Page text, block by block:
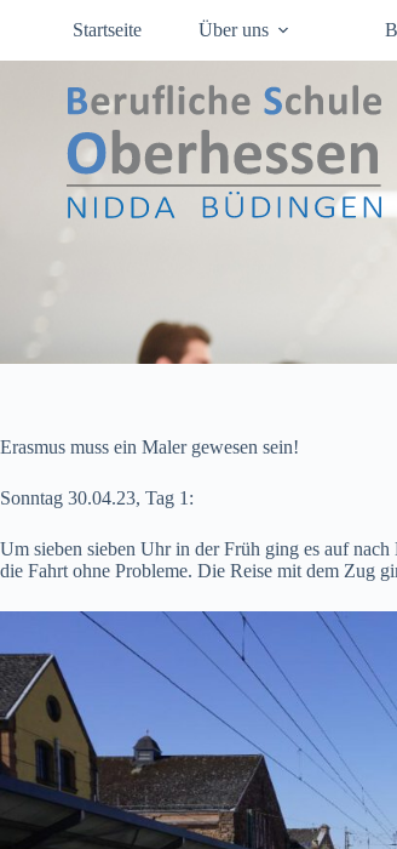
Startseite Über uns
Erasmus muss ein Maler gewesen sein!
Sonntag 30.04.23, Tag 1:
Um sieben sieben Uhr in der Früh ging es auf
die Fahrt ohne Probleme. Die Reise mit dem Zug